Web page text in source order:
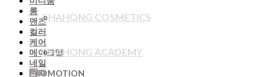
롱
맨즈
컬러
케어
메이크업
네일
PROMOTION
CHAHONG COSMETICS
CHAHONG ACADEMY